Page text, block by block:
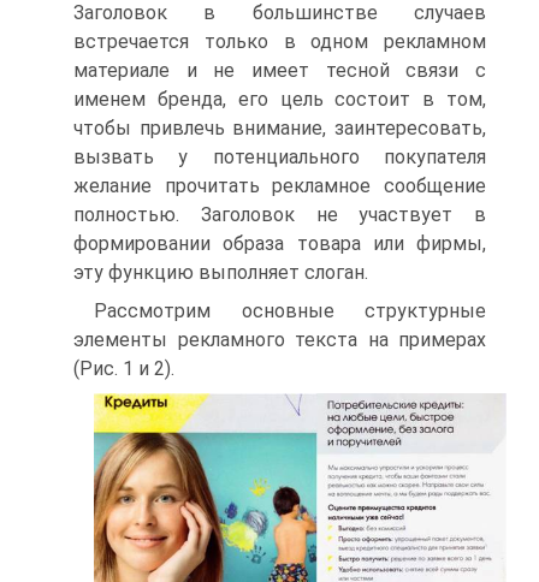
Заголовок в большинстве случаев
встречается только в одном рекламном
материале и не имеет тесной связи с
именем бренда, его цель состоит в том,
чтобы привлечь внимание, заинтересовать,
вызвать у потенциального покупателя
желание прочитать рекламное сообщение
полностью. Заголовок не участвует в
формировании образа товара или фирмы,
эту функцию выполняет слоган.
Рассмотрим основные структурные
элементы рекламного текста на примерах
(Рис. 1 и 2).